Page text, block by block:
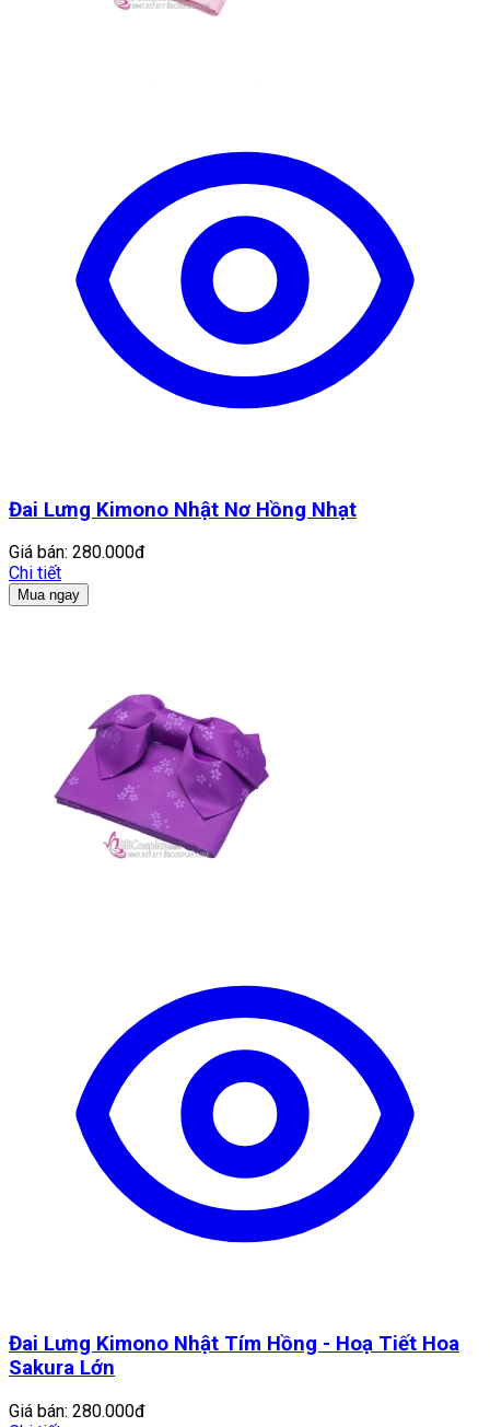
Đai Lưng Kimono Nhật Nơ Hồng Nhạt
Giá bán: 280.000đ
Chi tiết
Mua ngay
Đai Lưng Kimono Nhật Tím Hồng - Hoạ Tiết Hoa
Sakura Lớn
Giá bán: 280.000đ